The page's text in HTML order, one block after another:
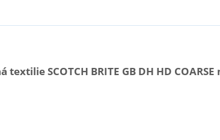
SCOTCH BRITE GB DH HD COARSE